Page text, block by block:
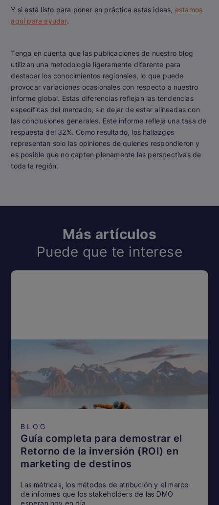
Y si está listo para poner en práctica estas ideas, estamos
aquí para ayudar.
Tenga en cuenta que las publicaciones de nuestro blog
utilizan una metodología ligeramente diferente para
destacar los conocimientos regionales, lo que puede
provocar variaciones ocasionales con respecto a nuestro
informe global. Estas diferencias reflejan las tendencias
específicas del mercado, sin dejar de estar alineadas con
las conclusiones generales. Este informe refleja una tasa de
respuesta del 32%. Como resultado, los hallazgos
representan solo las opiniones de quienes respondieron y
es posible que no capten plenamente las perspectivas de
toda la región.
Más artículos
Puede que te interese
BLOG
Guía completa para demostrar el
Retorno de la inversión (ROI) en
marketing de destinos
Las métricas, los métodos de atribución y el marco
de informes que los stakeholders de las DMO
esperan hoy en día.